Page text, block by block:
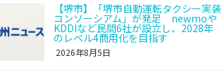
【堺市】「堺市自動運転タクシー実装
コンソーシアム」が発足 newmoや
KDDIなど民間6社が設立し、2028年
のレベル4商用化を目指す
2026年8月5日